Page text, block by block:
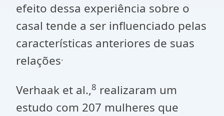
efeito dessa experiência sobre o
casal tende a ser influenciado pelas
características anteriores de suas
relações.
Verhaak et al.,8 realizaram um
estudo com 207 mulheres que